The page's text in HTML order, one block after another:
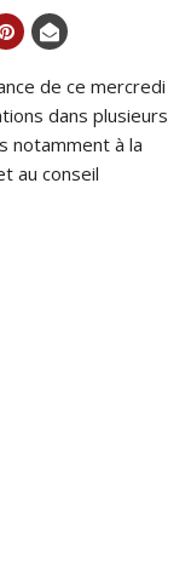
de ce mercredi
dans plusieurs
notamment à la
au conseil